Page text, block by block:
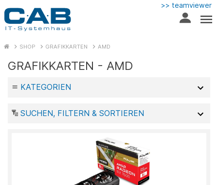
>> teamviewer
SHOP GRAFIKKARTEN AMD
GRAFIKKARTEN - AMD
KATEGORIEN
SUCHEN, FILTERN & SORTIEREN